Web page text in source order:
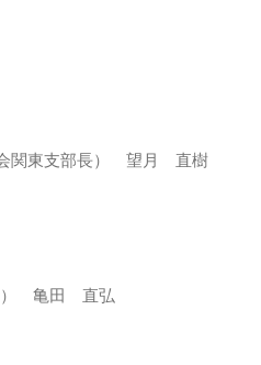
会関東支部長） 望月 直樹
） 亀田 直弘